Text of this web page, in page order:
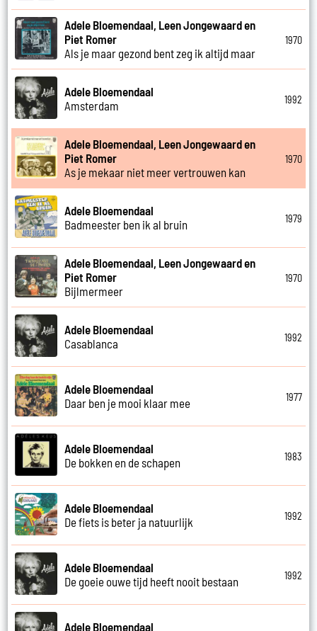
Adele Bloemendaal, Leen Jongewaard en
Piet Romer
Als je maar gezond bent zeg ik altijd maar
1970
Adele Bloemendaal
Amsterdam
1992
Adele Bloemendaal, Leen Jongewaard en
Piet Romer
As je mekaar niet meer vertrouwen kan
1970
Adele Bloemendaal
Badmeester ben ik al bruin
1979
Adele Bloemendaal, Leen Jongewaard en
Piet Romer
Bijlmermeer
1970
Adele Bloemendaal
Casablanca
1992
Adele Bloemendaal
Daar ben je mooi klaar mee
1977
Adele Bloemendaal
De bokken en de schapen
1983
Adele Bloemendaal
De fiets is beter ja natuurlijk
1992
Adele Bloemendaal
De goeie ouwe tijd heeft nooit bestaan
1992
Adele Bloemendaal